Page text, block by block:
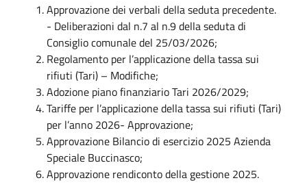
Approvazione dei verbali della seduta precedente.
- Deliberazioni dal n.7 al n.9 della seduta di
Consiglio comunale del 25/03/2026;
Regolamento per l’applicazione della tassa sui
rifiuti (Tari) – Modifiche;
Adozione piano finanziario Tari 2026/2029;
Tariffe per l’applicazione della tassa sui rifiuti (Tari)
per l’anno 2026- Approvazione;
Approvazione Bilancio di esercizio 2025 Azienda
Speciale Buccinasco;
Approvazione rendiconto della gestione 2025.